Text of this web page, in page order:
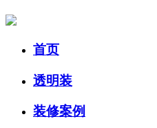
首页
透明装
装修案例